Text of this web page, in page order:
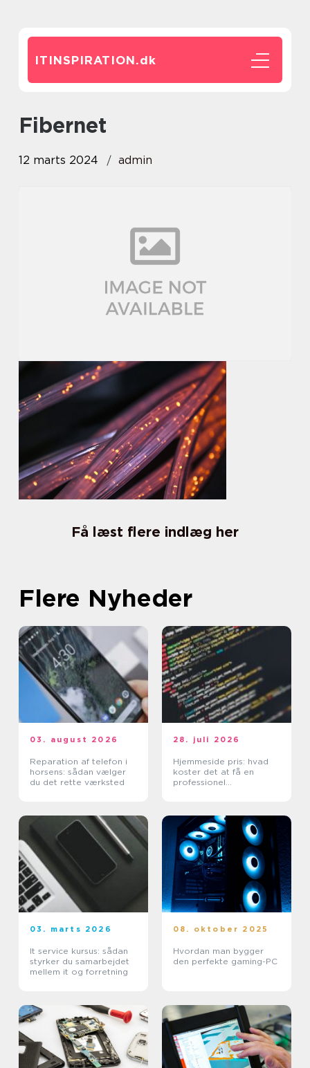
ITINSPIRATION.dk
fibernet
12 marts 2024 admin
Få læst flere indlæg her
Flere Nyheder
03. august 2026
Reparation af telefon i
horsens: sådan vælger
du det rette værksted
28. juli 2026
Hjemmeside pris: hvad
koster det at få en
professionel
03. marts 2026
It service kursus: sådan
styrker du samarbejdet
mellem it og forretning
08. oktober 2025
Hvordan man bygger
den perfekte gaming-PC